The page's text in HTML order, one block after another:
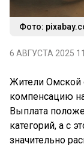
Фото:
6 АВГУСТА 2025
Жители Омской
компенсацию
Выплата
категорий, а с
значительно